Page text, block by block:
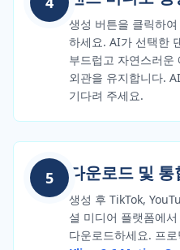
생성 버튼을 클릭하
하세요. AI가 선택한
부드럽고 자연스러운
외관을 유지합니다.
기다려 주세요.
5 다운로드 및 통
생성 후 TikTok,
셜 미디어 플랫폼에
다운로드하세요. 프